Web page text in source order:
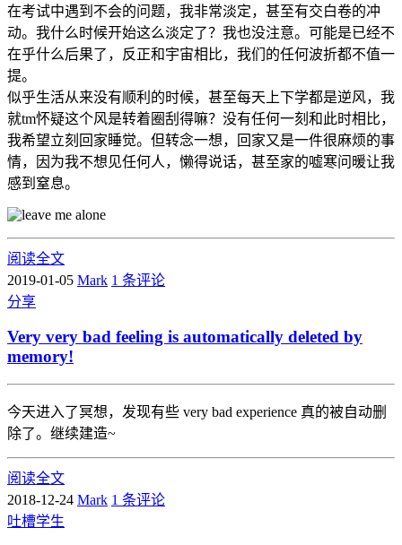
在考试中遇到不会的问题，我非常淡定，甚至有交白卷的冲
动。我什么时候开始这么淡定了？我也没注意。可能是已经不
在乎什么后果了，反正和宇宙相比，我们的任何波折都不值一
提。
似乎生活从来没有顺利的时候，甚至每天上下学都是逆风，我
就tm怀疑这个风是转着圈刮得嘛？没有任何一刻和此时相比，
我希望立刻回家睡觉。但转念一想，回家又是一件很麻烦的事
情，因为我不想见任何人，懒得说话，甚至家的嘘寒问暖让我
感到窒息。
阅读全文
2019-01-05 Mark 1 条评论
分享
Very very bad feeling is automatically deleted by
memory!
今天进入了冥想，发现有些 very bad experience 真的被自动删
除了。继续建造~
阅读全文
2018-12-24 Mark 1 条评论
吐槽学生